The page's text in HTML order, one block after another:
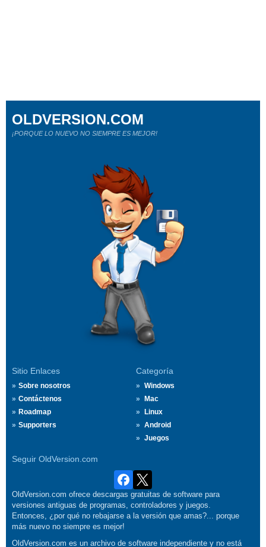
Sitio Enlaces
Sobre nosotros
Contáctenos
Roadmap
Supporters
Categoría
Windows
Mac
Linux
Android
Juegos
Seguir OldVersion.com
OLDVERSION.COM
¡PORQUE LO NUEVO NO SIEMPRE ES MEJOR!
OldVersion.com ofrece descargas gratuitas de software para
versiones antiguas de programas, controladores y juegos.
Entonces, ¿por qué no rebajarse a la versión que amas?... porque
más nuevo no siempre es mejor!
OldVersion.com es un archivo de software independiente y no está